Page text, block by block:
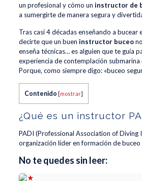
un profesional y cómo un instructor de
a sumergirte de manera segura y
Tras casi 4 décadas enseñando a bucear
decirte que un buen instructor buceo
enseña técnicas… es alguien que te guía
experiencia de contemplación submarina
Porque, como siempre digo: «buceo
Contenido [mostrar]
¿Qué es un instructor
PADI (Professional Association of Diving
organización líder en formación de
No te quedes sin leer: